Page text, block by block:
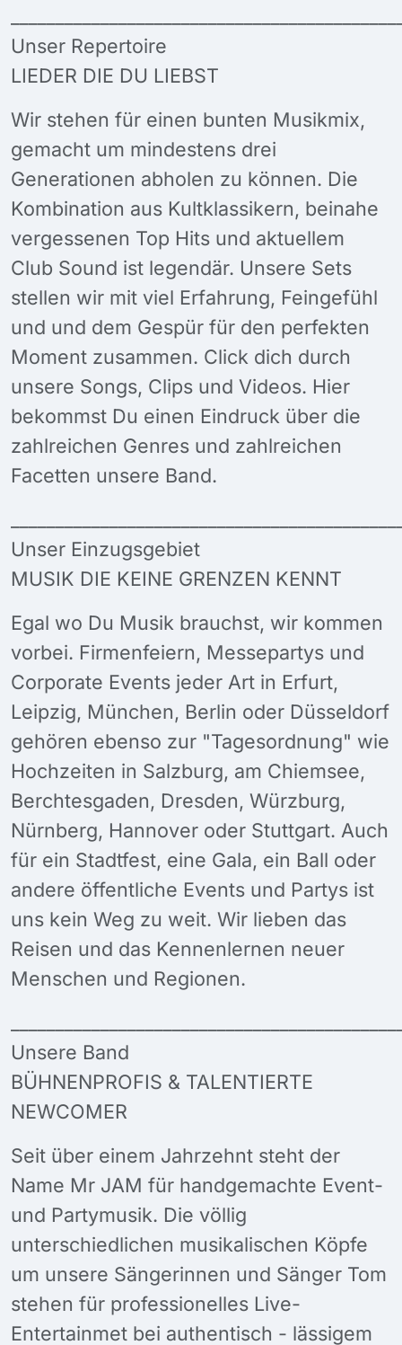
Unser Repertoire
LIEDER DIE DU LIEBST
Wir stehen für einen bunten Musikmix,
gemacht um mindestens drei
Generationen abholen zu können. Die
Kombination aus Kultklassikern, beinahe
vergessenen Top Hits und aktuellem
Club Sound ist legendär. Unsere Sets
stellen wir mit viel Erfahrung, Feingefühl
und und dem Gespür für den perfekten
Moment zusammen. Click dich durch
unsere Songs, Clips und Videos. Hier
bekommst Du einen Eindruck über die
zahlreichen Genres und zahlreichen
Facetten unsere Band.
Unser Einzugsgebiet
MUSIK DIE KEINE GRENZEN KENNT
Egal wo Du Musik brauchst, wir kommen
vorbei. Firmenfeiern, Messepartys und
Corporate Events jeder Art in Erfurt,
Leipzig, München, Berlin oder Düsseldorf
gehören ebenso zur "Tagesordnung" wie
Hochzeiten in Salzburg, am Chiemsee,
Berchtesgaden, Dresden, Würzburg,
Nürnberg, Hannover oder Stuttgart. Auch
für ein Stadtfest, eine Gala, ein Ball oder
andere öffentliche Events und Partys ist
uns kein Weg zu weit. Wir lieben das
Reisen und das Kennenlernen neuer
Menschen und Regionen.
Unsere Band
BÜHNENPROFIS & TALENTIERTE
NEWCOMER
Seit über einem Jahrzehnt steht der
Name Mr JAM für handgemachte Event-
und Partymusik. Die völlig
unterschiedlichen musikalischen Köpfe
um unsere Sängerinnen und Sänger Tom
stehen für professionelles Live-
Entertainmet bei authentisch - lässigem